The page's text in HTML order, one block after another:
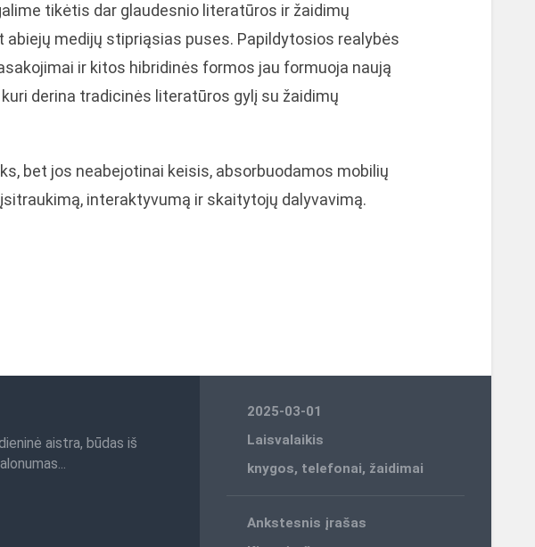
tikėtis dar glaudesnio literatūros ir žaidimų
abiejų medijų stipriąsias puses. Papildytosios realybės
ir kitos hibridinės formos jau formuoja naują
derina tradicinės literatūros gylį su žaidimų
bet jos neabejotinai keisis, absorbuodamos mobilių
interaktyvumą ir skaitytojų dalyvavimą.
aistra, būdas iš
2025-03-01
Laisvalaikis
knygos, telefonai, žaidimai
Ankstesnis įrašas